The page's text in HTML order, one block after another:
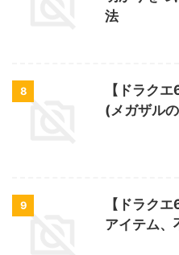
法
8
【ドラク
(メガザル
9
【ドラク
アイテム、